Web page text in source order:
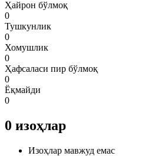
Ҳайрон бўлмоқ
0
Тушкунлик
0
Хомушлик
0
Ҳафсаласи пир бўлмоқ
0
Ёқмайди
0
0 изоҳлар
Изоҳлар мавжуд емас